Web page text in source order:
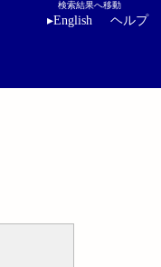
検索結果へ移動
▸English ヘルプ